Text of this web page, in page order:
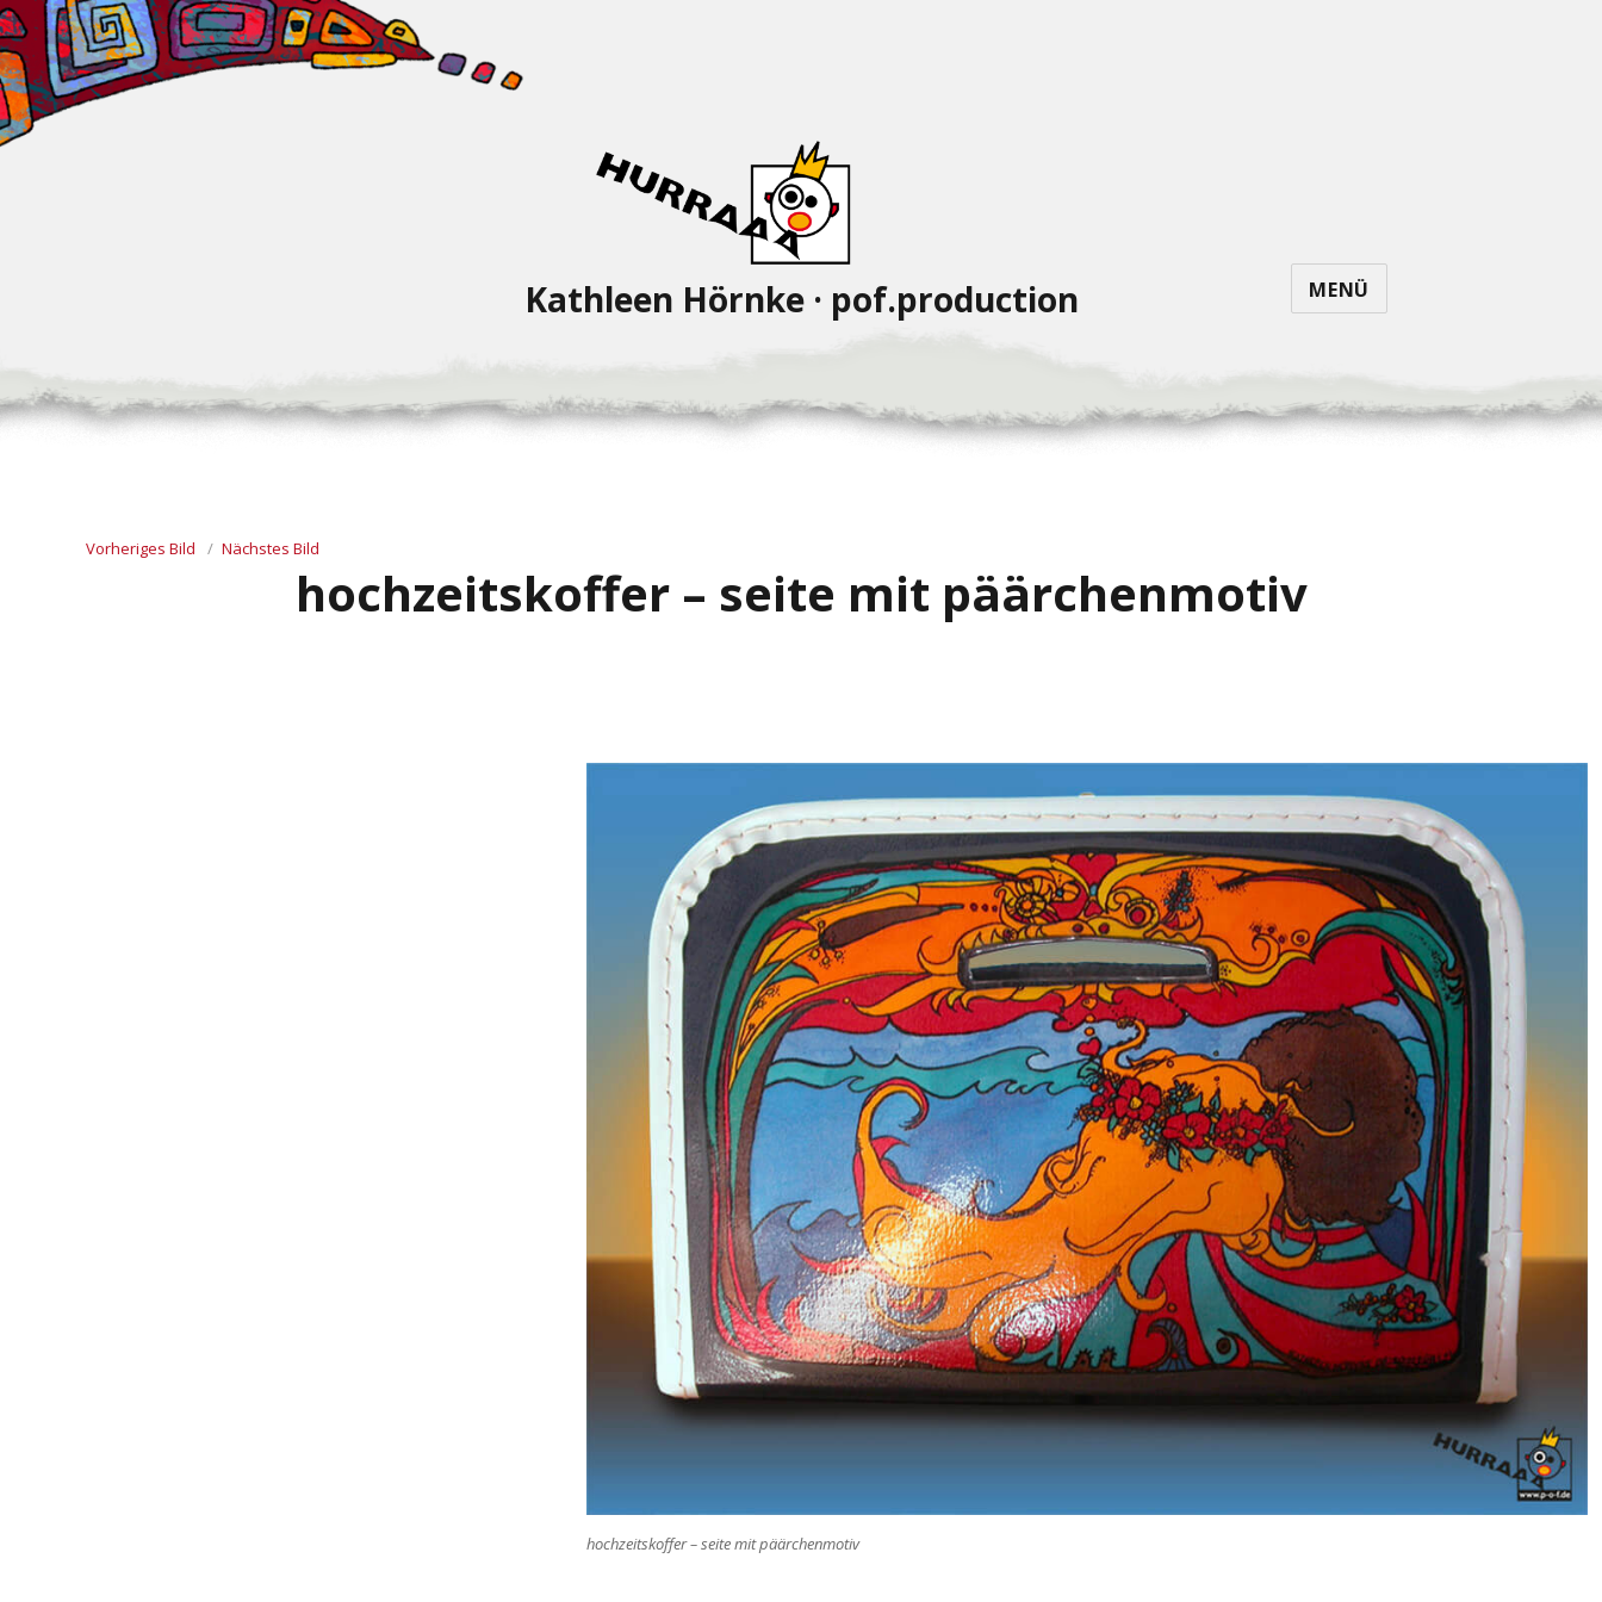
Kathleen Hörnke · pof.production MENÜ
Vorheriges Bild Nächstes Bild
hochzeitskoffer – seite mit päärchenmotiv
hochzeitskoffer – seite mit päärchenmotiv